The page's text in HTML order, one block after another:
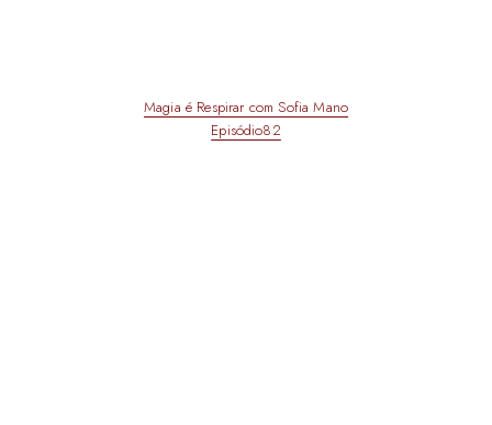
Magia é Respirar com Sofia Mano
Episódio82